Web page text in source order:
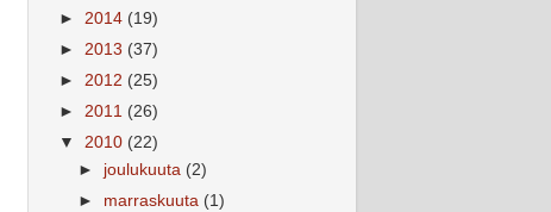
► 2014 (19)
► 2013 (37)
► 2012 (25)
► 2011 (26)
▼ 2010 (22)
► joulukuuta (2)
► marraskuuta (1)